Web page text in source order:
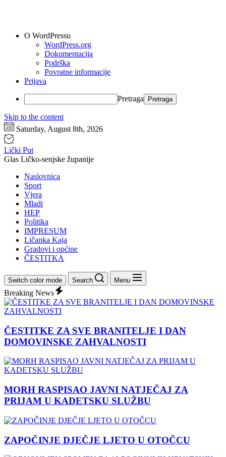
O WordPressu
WordPress.org
Dokumentacija
Podrška
Povratne informacije
Prijava
Pretraga
Skip to the content
Saturday, August 8th, 2026
Lički Put
Glas Ličko-senjske županije
Naslovnica
Sport
Vjera
Mladi
HEP
Politika
IMPRESUM
Ličanka Kaja
Gradovi i općine
ČESTITKA
Switch color mode Search Menu
Breaking News
ČESTITKE ZA SVE BRANITELJE I DAN
DOMOVINSKE ZAHVALNOSTI
MORH RASPISAO JAVNI NATJEČAJ ZA
PRIJAM U KADETSKU SLUŽBU
ZAPOČINJE DJEČJE LJETO U OTOČCU